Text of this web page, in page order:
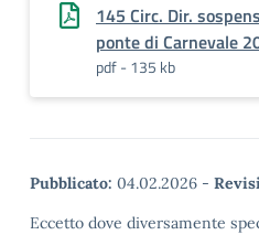
145 Circ. Dir.
ponte di Carnevale
pdf - 135 kb
Pubblicato: 04.02.2026 -
Eccetto dove diversamente